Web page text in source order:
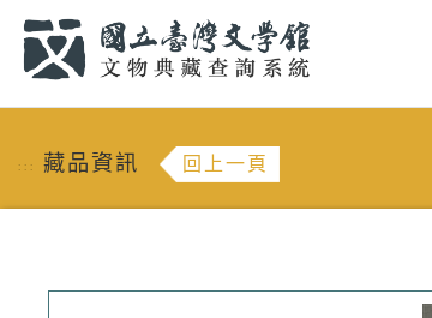
::: 藏品資訊 回上一頁